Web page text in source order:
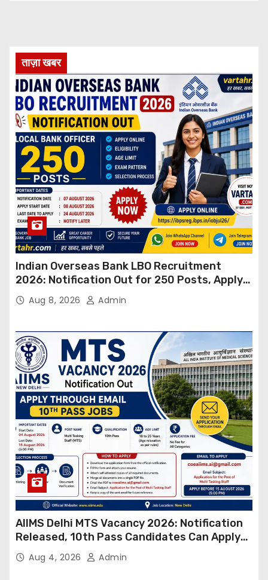
ताज़ा खबर
Indian Overseas Bank LBO Recruitment
2026: Notification Out for 250 Posts, Apply
OnlineAug 8, 2026 Admin
AIIMS Delhi MTS Vacancy 2026: Notification
Released, 10th Pass Candidates Can Apply
Through Email
Aug 4, 2026 Admin